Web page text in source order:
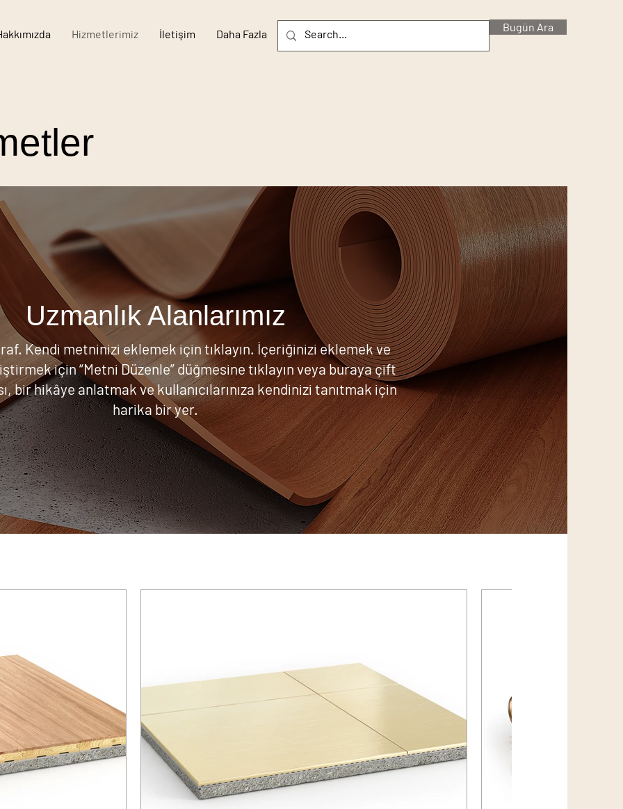
Hizmetlerimiz İletişim Daha Fazla
Bugün Ara
Uzmanlık Alanlarımız
Kendi metninizi eklemek için tıklayın. İçeriğinizi eklemek ve
için “Metni Düzenle” düğmesine tıklayın veya buraya çift
bir hikâye anlatmak ve kullanıcılarınıza kendinizi tanıtmak için
harika bir yer.